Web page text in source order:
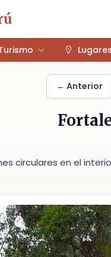
Lugares
← Anterior
circulares en el